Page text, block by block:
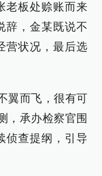
老板处赊账而来
辞，金某既说不
营状况，最后选
翼而飞，很有可
，承办检察官围
侦查提纲，引导